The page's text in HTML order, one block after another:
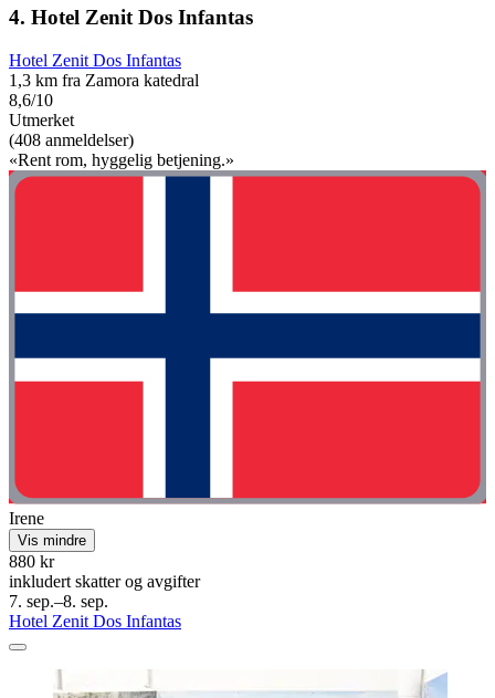
4. Hotel Zenit Dos Infantas
Hotel Zenit Dos Infantas
1,3 km fra Zamora katedral
8,6/10
Utmerket
(408 anmeldelser)
«Rent rom, hyggelig betjening.»
Irene
Vis mindre
880 kr
inkludert skatter og avgifter
7. sep.–8. sep.
Hotel Zenit Dos Infantas